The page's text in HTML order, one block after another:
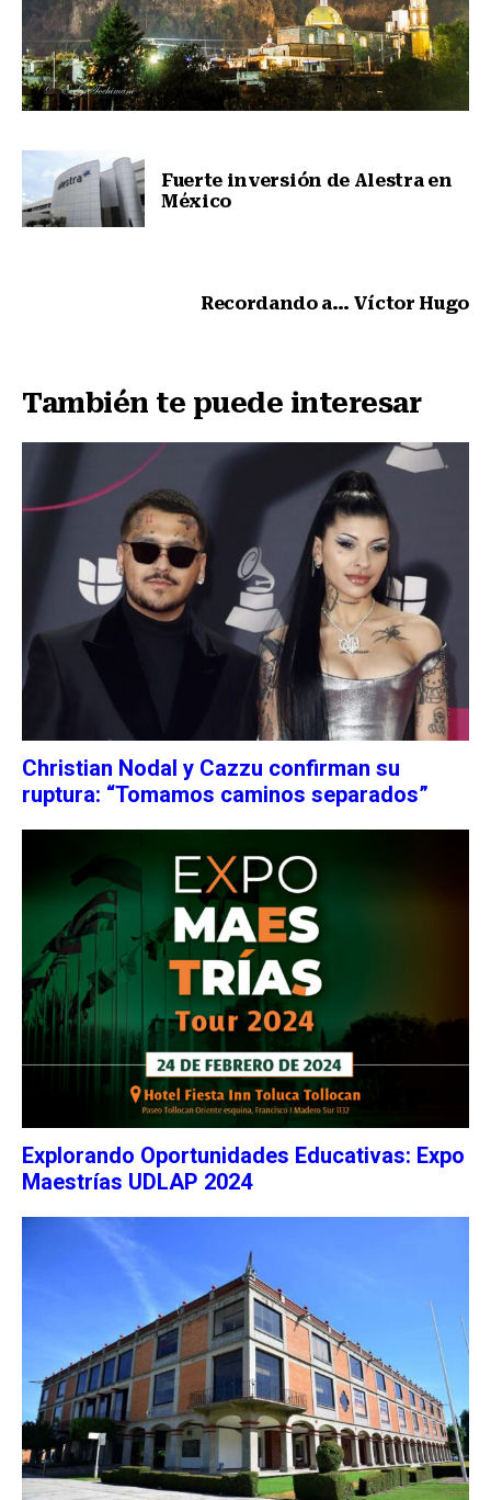
Fuerte inversión de Alestra en
México
Recordando a… Víctor Hugo
También te puede interesar
Christian Nodal y Cazzu confirman su
ruptura: “Tomamos caminos separados”
Explorando Oportunidades Educativas: Expo
Maestrías UDLAP 2024